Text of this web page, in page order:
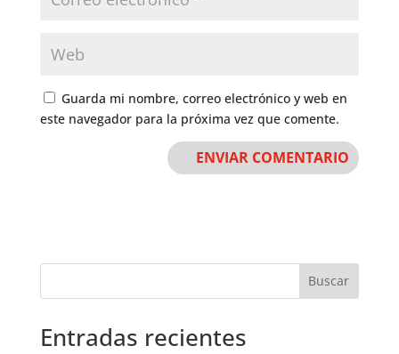
Guarda mi nombre, correo electrónico y web en
este navegador para la próxima vez que comente.
Buscar
Entradas recientes